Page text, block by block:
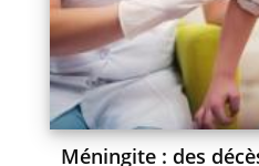
Méningite : des